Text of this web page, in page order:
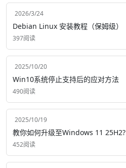
2026/3/24
Debian Linux 安装教程（保姆级）
397阅读
2025/10/20
Win10系统停止支持后的应对方法
490阅读
2025/10/19
教你如何升级至Windows 11 25H2?
452阅读